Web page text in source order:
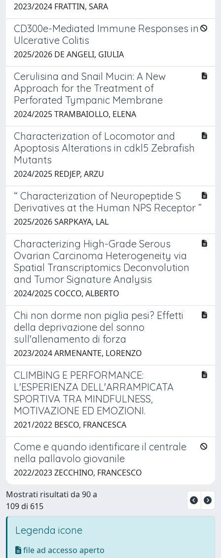
2023/2024 FRATTIN, SARA
CD300e-Mediated Immune Responses in
Ulcerative Colitis
2025/2026 DE ANGELI, GIULIA
Cerulisina and Snail Mucin: A New
Approach for the Treatment of
Perforated Tympanic Membrane
2024/2025 TRAMBAIOLLO, ELENA
Characterization of Locomotor and
Apoptosis Alterations in cdkl5 Zebrafish
Mutants
2024/2025 REDJEP, ARZU
“ Characterization of Neuropeptide S
Derivatives at the Human NPS Receptor ”
2025/2026 SARPKAYA, LAL
Characterizing High-Grade Serous
Ovarian Carcinoma Heterogeneity via
Spatial Transcriptomics Deconvolution
and Tumor Signature Analysis
2024/2025 COCCO, ALBERTO
Chi non dorme non piglia pesi? Effetti
della deprivazione del sonno
sull'allenamento di forza
2023/2024 ARMENANTE, LORENZO
CLIMBING E PERFORMANCE:
L'ESPERIENZA DELL'ARRAMPICATA
SPORTIVA TRA MINDFULNESS,
MOTIVAZIONE ED EMOZIONI.
2021/2022 BESCO, FRANCESCA
Come e quando identificare il centrale
nella pallavolo giovanile
2022/2023 ZECCHINO, FRANCESCO
Mostrati risultati da 90 a
109 di 615
Legenda icone
file ad accesso aperto